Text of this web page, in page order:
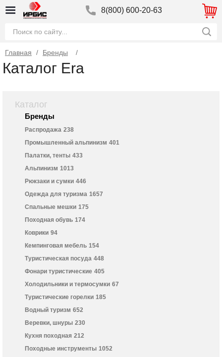
8(800) 600-20-63
Главная / Бренды
Каталог Era
Каталог
Бренды
Распродажа 238
Промышленный альпинизм 401
Палатки, тенты 433
Альпинизм 1013
Рюкзаки и сумки 446
Одежда для туризма 1657
Спальные мешки 175
Походная обувь 174
Коврики 94
Кемпинговая мебель 154
Туристическая посуда 448
Фонари туристические 405
Холодильники и термосумки 67
Туристические горелки 185
Водный туризм 652
Веревки, шнуры 230
Кухня походная 212
Походные инструменты 1052